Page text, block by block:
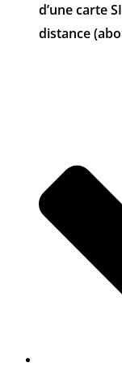
d’une carte
distance